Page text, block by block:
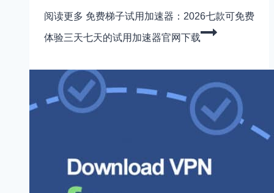
阅读更多 免费梯子试用加速器：2026七款可免费
体验三天七天的试用加速器官网下载